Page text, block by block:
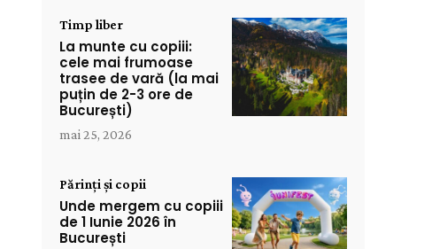
Timp liber
La munte cu copiii:
cele mai frumoase
trasee de vară (la mai
puțin de 2-3 ore de
București)
mai 25, 2026
Părinți și copii
Unde mergem cu copiii
de 1 Iunie 2026 în
București